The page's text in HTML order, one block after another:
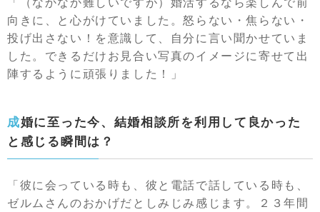
「（なかなか難しいですが）婚活するなら楽しんで前
向きに、と心がけていました。怒らない・焦らない・
投げ出さない！を意識して、自分に言い聞かせていま
した。できるだけお見合い写真のイメージに寄せて出
陣するように頑張りました！」
成婚に至った今、結婚相談所を利用して良かった
と感じる瞬間は？
「彼に会っている時も、彼と電話で話している時も、
ゼルムさんのおかげだとしみじみ感じます。２３年間